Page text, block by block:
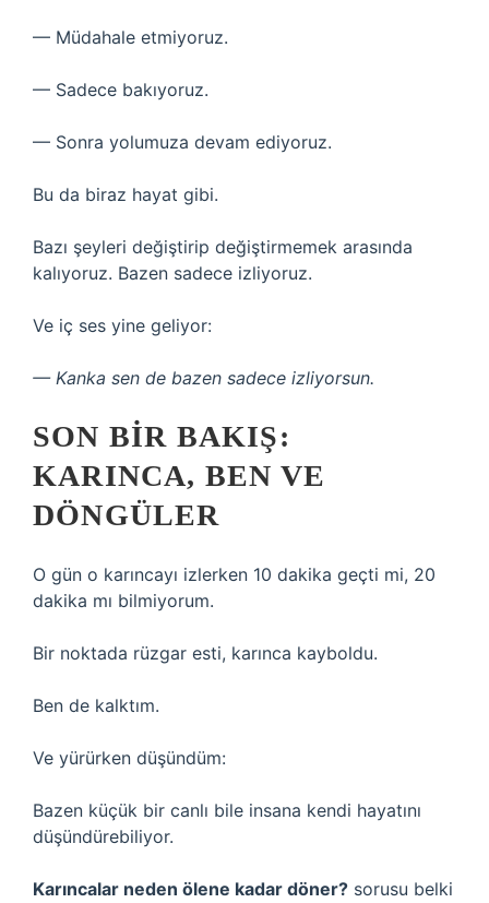
— Müdahale etmiyoruz.
— Sadece bakıyoruz.
— Sonra yolumuza devam ediyoruz.
Bu da biraz hayat gibi.
Bazı şeyleri değiştirip değiştirmemek arasında
kalıyoruz. Bazen sadece izliyoruz.
Ve iç ses yine geliyor:
— Kanka sen de bazen sadece izliyorsun.
SON BIR BAKIŞ:
KARINCA, BEN VE
DÖNGÜLER
O gün o karıncayı izlerken 10 dakika geçti mi, 20
dakika mı bilmiyorum.
Bir noktada rüzgar esti, karınca kayboldu.
Ben de kalktım.
Ve yürürken düşündüm:
Bazen küçük bir canlı bile insana kendi hayatını
düşündürebiliyor.
Karıncalar neden ölene kadar döner? sorusu belki